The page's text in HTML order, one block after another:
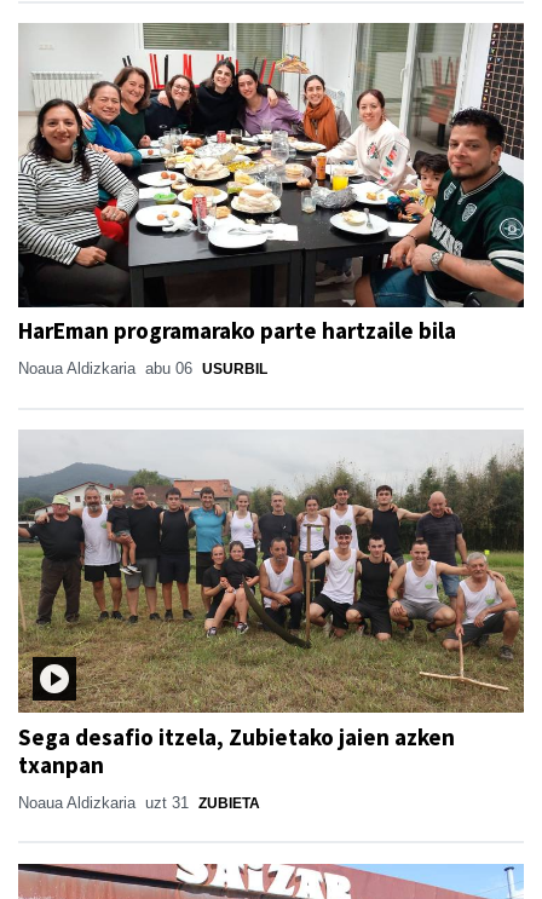
HarEman programarako parte hartzaile bila
Noaua Aldizkaria abu 06 USURBIL
Sega desafio itzela, Zubietako jaien azken
txanpan
Noaua Aldizkaria uzt 31 ZUBIETA